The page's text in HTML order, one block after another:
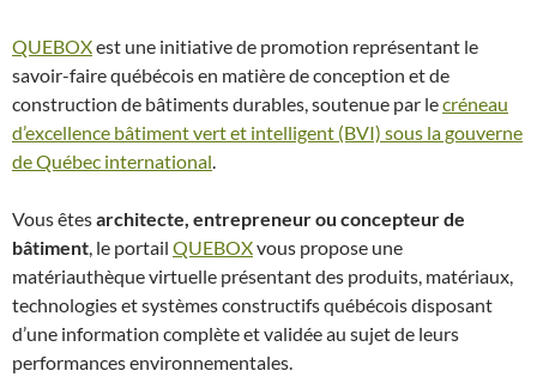
QUEBOXest une initiative de promotion représentant le
savoir-faire québécois en matière de conception et de
construction de bâtiments durables, soutenue par lecréneau
d’excellence bâtiment vert et intelligent (BVI) sous la gouverne
de Québec international
Vous êtesarchitecte, entrepreneur ou concepteur de
bâtiment , le portail QUEBOXvous propose une
matériauthèque virtuelle présentant des produits, matériaux,
technologies et systèmes constructifs québécois disposant
d’une information complète et validée au sujet de leurs
performances environnementales.